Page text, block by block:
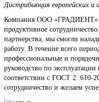
Дистрибьюция европейских и
Компания ООО «ГРАДИЕНТ»
продуктивное
партнерства, мы смогли
работу. В течение всего
профессиональные и
руководство по
соответствии с ГОСТ 2. 610-
сотрудничество и желаем